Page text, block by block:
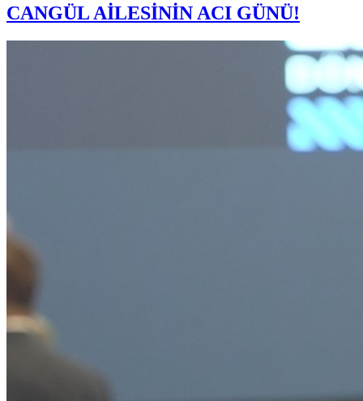
CANGÜL AİLESİNİN ACI GÜNÜ!